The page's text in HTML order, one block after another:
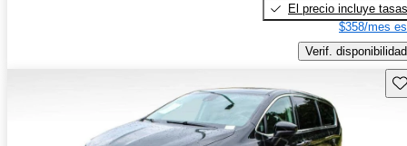
El precio incluye tasas
$358/mes
Verif. disponibilidad